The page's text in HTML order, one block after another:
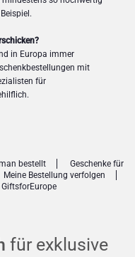
in Europa immer
mit
für
für exklusive
bestellt
Geschenke für
Meine Bestellung verfolgen
GiftsforEurope